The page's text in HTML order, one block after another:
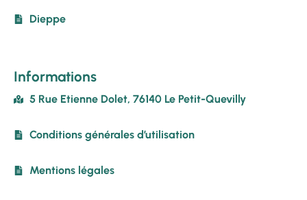
Dieppe
Informations
5 Rue Etienne Dolet, 76140 Le Petit-Quevilly
Conditions générales d’utilisation
Mentions légales